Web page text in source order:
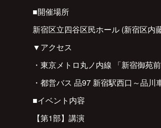
■開催場所
新宿区立四谷区民ホール (新宿区内
▼アクセス
・東京メトロ丸ノ内線 「新宿御苑
・都営バス 品97 新宿駅西口～品
■イベント内容
【第1部】講演